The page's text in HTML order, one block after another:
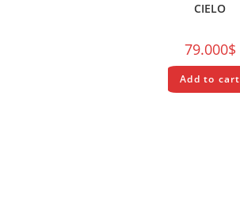
CIELO
79.000$
Add to cart